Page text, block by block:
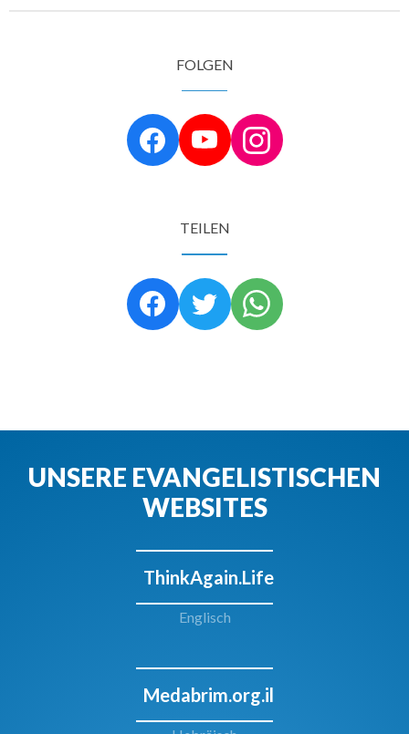
FOLGEN
TEILEN
UNSERE EVANGELISTISCHEN
WEBSITES
ThinkAgain.Life
Englisch
Medabrim.org.il